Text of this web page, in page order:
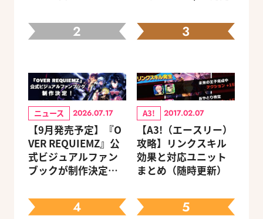
2
ニュース 2026.07.17
【9月発売予定】『O
VER REQUIEMZ』公
式ビジュアルファン
ブックが制作決定！
る豪華グッズ付き限
定セットも同時発売
3
A3! 2017.02.07
【A3!（エースリー）
攻略】リンクスキル
効果と対応ユニット
まとめ（随時更新）
4 5